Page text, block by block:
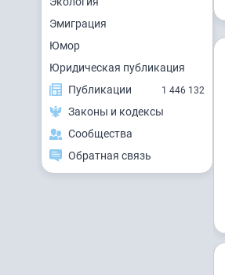
Эмиграция
Юмор
Юридическая публикация
Публикации
1 446 132
Законы и кодексы
Сообщества
Обратная связь